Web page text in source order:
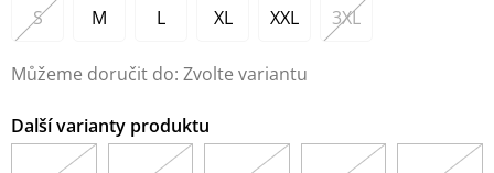
S M L XL XXL 3XL
Můžeme doručit do: Zvolte variantu